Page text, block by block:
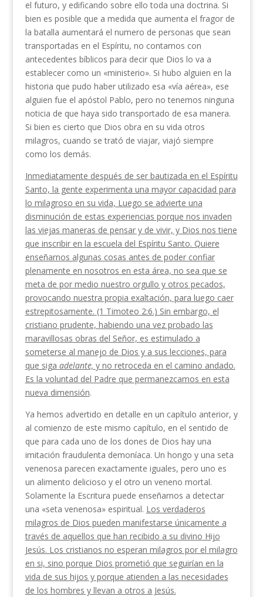
el futuro, y edificando sobre ello toda una doctrina. Si
bien es posible que a me­dida que aumenta el fragor de
la batalla aumentará el numero de personas que sean
transportadas en el Espíritu, no contamos con
antecedentes bíblicos para decir que Dios lo va a
establecer como un «ministe­rio». Si hubo alguien en la
historia que pudo haber utilizado esa «vía aérea», ese
alguien fue el apóstol Pablo, pero no tenemos ninguna
noticia de que haya sido transportado de esa manera.
Si bien es cierto que Dios obra en su vida otros
milagros, cuando se trató de viajar, viajó siempre
como los demás.
Inmediatamente después de ser bautizada en el Espíritu
Santo, la gente experimenta una mayor ca­pacidad para
lo milagroso en su vida, Luego se ad­vierte una
disminución de estas experiencias porque nos invaden
las viejas maneras de pensar y de vivir, y Dios nos tiene
que inscribir en la escuela del Espíritu Santo. Quiere
enseñarnos algunas cosas antes de poder confiar
plenamente en nosotros en esta área, no sea que se
meta de por medio nuestro orgullo y otros pecados,
provocando nuestra propia exaltación, para luego caer
estrepitosamente. (1 Timoteo 2:6.) Sin embargo, el
cristiano prudente, habiendo una vez pro­bado las
maravillosas obras del Señor, es estimulado a
someterse al manejo de Dios y a sus lecciones, para
que siga adelante, y no retroceda en el camino andado.
Es la voluntad del Padre que permanezcamos en esta
nueva dimensión.
Ya hemos advertido en detalle en un capítulo an­terior, y
al comienzo de este mismo capítulo, en el sentido de
que para cada uno de los dones de Dios hay una
imitación fraudulenta demoníaca. Un hongo y una seta
venenosa parecen exactamente iguales, pe­ro uno es
un alimento delicioso y el otro un veneno mortal.
Solamente la Escritura puede enseñarnos a detectar
una «seta venenosa» espiritual. Los verda­deros
milagros de Dios pueden manifestarse únicamente a
través de aquellos que han recibido a su divino Hijo
Jesús. Los cristianos no esperan mila­gros por el milagro
en si, sino porque Dios prometió que seguirían en la
vida de sus hijos y porque atien­den a las necesidades
de los hombres y llevan a otros a Jesús.